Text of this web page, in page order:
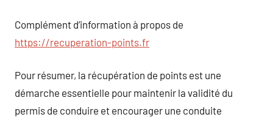
Complément d’information à propos de
https://recuperation-points.fr
Pour résumer, la récupération de points est une
démarche essentielle pour maintenir la validité du
permis de conduire et encourager une conduite